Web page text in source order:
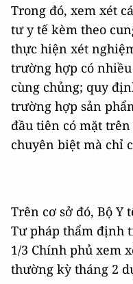
Trong đó, xem xét
tư y tế kèm theo
thực hiện xét
trường hợp có
cùng chủng; quy
trường hợp sản
đầu tiên có mặt
chuyên biệt mà chỉ
Trên cơ sở đó, Bộ Y
Tư pháp thẩm định
1/3 Chính phủ xem
thường kỳ tháng 2